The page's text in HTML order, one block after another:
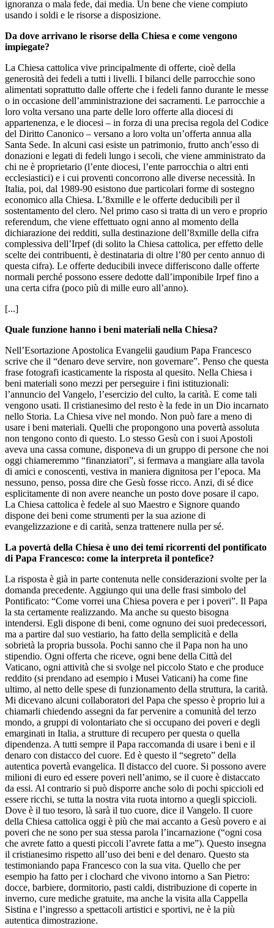
ignoranza o mala fede, dai media. Un bene che viene compiuto
usando i soldi e le risorse a disposizione.
Da dove arrivano le risorse della Chiesa e come vengono
impiegate?
La Chiesa cattolica vive principalmente di offerte, cioè della
generosità dei fedeli a tutti i livelli. I bilanci delle parrocchie sono
alimentati soprattutto dalle offerte che i fedeli fanno durante le messe
o in occasione dell’amministrazione dei sacramenti. Le parrocchie a
loro volta versano una parte delle loro offerte alla diocesi di
appartenenza, e le diocesi – in forza di una precisa regola del Codice
del Diritto Canonico – versano a loro volta un’offerta annua alla
Santa Sede. In alcuni casi esiste un patrimonio, frutto anch’esso di
donazioni e legati di fedeli lungo i secoli, che viene amministrato da
chi ne è proprietario (l’ente diocesi, l’ente parrocchia o altri enti
ecclesiastici) e i cui proventi concorrono alle diverse necessità. In
Italia, poi, dal 1989-90 esistono due particolari forme di sostegno
economico alla Chiesa. L’8xmille e le offerte deducibili per il
sostentamento del clero. Nel primo caso si tratta di un vero e proprio
referendum, che viene effettuato ogni anno al momento della
dichiarazione dei redditi, sulla destinazione dell’8xmille della cifra
complessiva dell’Irpef (di solito la Chiesa cattolica, per effetto delle
scelte dei contribuenti, è destinataria di oltre l’80 per cento annuo di
questa cifra). Le offerte deducibili invece differiscono dalle offerte
normali perché possono essere dedotte dall’imponibile Irpef fino a
una certa cifra (poco più di mille euro all’anno).
[...]
Quale funzione hanno i beni materiali nella Chiesa?
Nell’Esortazione Apostolica Evangelii gaudium Papa Francesco
scrive che il “denaro deve servire, non governare”. Penso che questa
frase fotografi icasticamente la risposta al quesito. Nella Chiesa i
beni materiali sono mezzi per perseguire i fini istituzionali:
l’annuncio del Vangelo, l’esercizio del culto, la carità. E come tali
vengono usati. Il cristianesimo del resto è la fede in un Dio incarnato
nello Storia. La Chiesa vive nel mondo. Non può fare a meno di
usare i beni materiali. Quelli che propongono una povertà assoluta
non tengono conto di questo. Lo stesso Gesù con i suoi Apostoli
aveva una cassa comune, disponeva di un gruppo di persone che noi
oggi chiameremmo “finanziatori”, si fermava a mangiare alla tavola
di amici e conoscenti, vestiva in maniera dignitosa per l’epoca. Ma
nessuno, penso, possa dire che Gesù fosse ricco. Anzi, di sé dice
esplicitamente di non avere neanche un posto dove posare il capo.
La Chiesa cattolica è fedele al suo Maestro e Signore quando
dispone dei beni come strumenti per la sua azione di
evangelizzazione e di carità, senza trattenere nulla per sé.
La povertà della Chiesa è uno dei temi ricorrenti del pontificato
di Papa Francesco: come la interpreta il pontefice?
La risposta è già in parte contenuta nelle considerazioni svolte per la
domanda precedente. Aggiungo qui una delle frasi simbolo del
Pontificato: “Come vorrei una Chiesa povera e per i poveri”. Il Papa
la sta certamente realizzando. Ma anche su questo bisogna
intendersi. Egli dispone di beni, come ognuno dei suoi predecessori,
ma a partire dal suo vestiario, ha fatto della semplicità e della
sobrietà la propria bussola. Pochi sanno che il Papa non ha uno
stipendio. Ogni offerta che riceve, ogni bene della Città del
Vaticano, ogni attività che si svolge nel piccolo Stato e che produce
reddito (si prendano ad esempio i Musei Vaticani) ha come fine
ultimo, al netto delle spese di funzionamento della struttura, la carità.
Mi dicevano alcuni collaboratori del Papa che spesso è proprio lui a
chiamarli chiedendo assegni da far pervenire a comunità del terzo
mondo, a gruppi di volontariato che si occupano dei poveri e degli
emarginati in Italia, a strutture di recupero per questa o quella
dipendenza. A tutti sempre il Papa raccomanda di usare i beni e il
denaro con distacco del cuore. Ed è questo il “segreto” della
autentica povertà evangelica. Il distacco del cuore. Si possono avere
milioni di euro ed essere poveri nell’animo, se il cuore è distaccato
da essi. Al contrario si può disporre anche solo di pochi spiccioli ed
essere ricchi, se tutta la nostra vita ruota intorno a quegli spiccioli.
Dove è il tuo tesoro, là sarà il tuo cuore, dice il Vangelo. Il cuore
della Chiesa cattolica oggi è più che mai accanto a Gesù povero e ai
poveri che ne sono per sua stessa parola l’incarnazione (“ogni cosa
che avrete fatto a questi piccoli l’avrete fatta a me”). Questo insegna
il cristianesimo rispetto all’uso dei beni e del denaro. Questo sta
testimoniando papa Francesco con la sua vita. Quello che per
esempio ha fatto per i clochard che vivono intorno a San Pietro:
docce, barbiere, dormitorio, pasti caldi, distribuzione di coperte in
inverno, cure mediche gratuite, ma anche la visita alla Cappella
Sistina e l’ingresso a spettacoli artistici e sportivi, ne è la più
autentica dimostrazione.